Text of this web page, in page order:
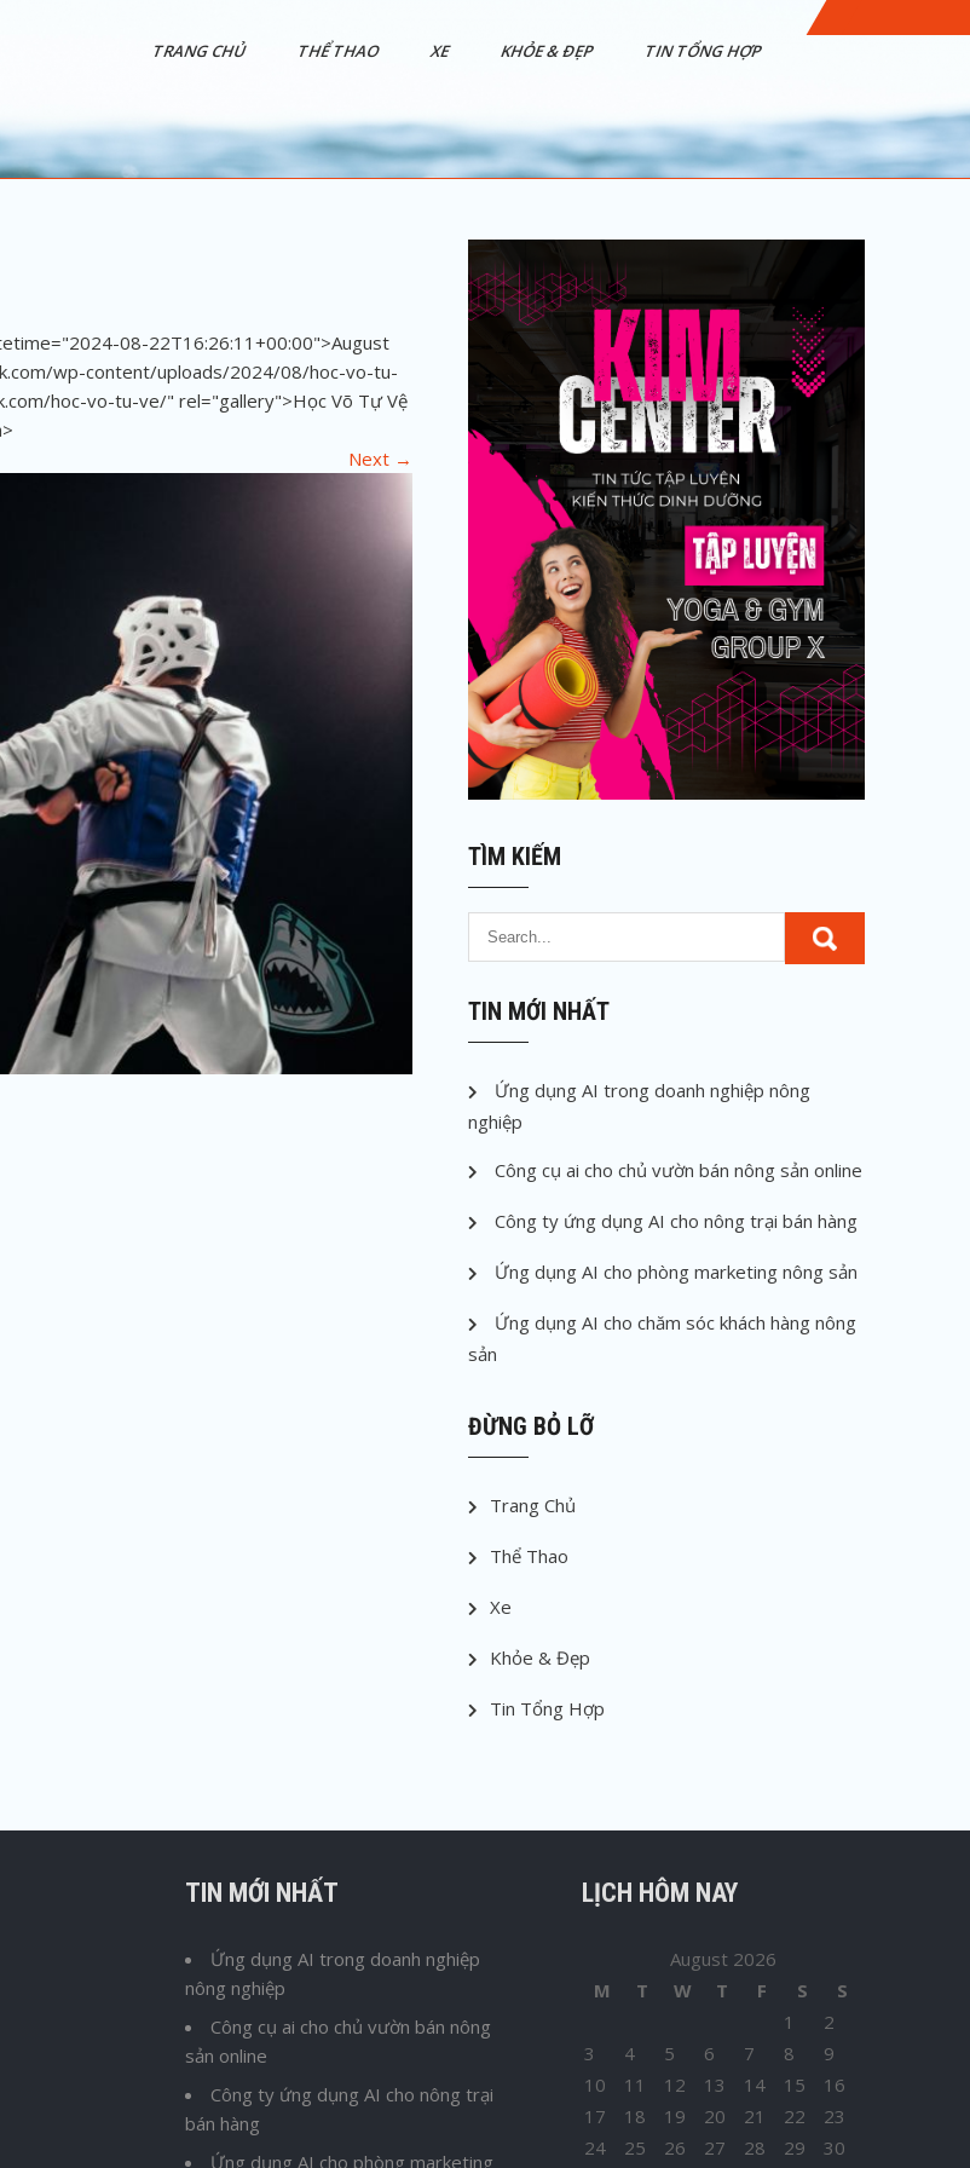
TRANG CHỦ THỂ THAO XE KHỎE & ĐẸP TIN TỔNG HỢP
08-22T16:26:11+00:00">August
wp-content/uploads/2024/08/hoc-vo-tu-
hoc-vo-tu-ve/" rel="gallery">Học Võ Tự Vệ
Next →
TÌM KIẾM
TIN MỚI NHẤT
Ứng dụng AI trong doanh nghiệp nông
nghiệp
Công cụ ai cho chủ vườn bán nông sản online
Công ty ứng dụng AI cho nông trại bán hàng
Ứng dụng AI cho phòng marketing nông sản
Ứng dụng AI cho chăm sóc khách hàng nông
sản
ĐỪNG BỎ LỠ
Trang Chủ
Thể Thao
Xe
Khỏe & Đẹp
Tin Tổng Hợp
TIN MỚI NHẤT
Ứng dụng AI trong doanh nghiệp
nông nghiệp
Công cụ ai cho chủ vườn bán nông
sản online
Công ty ứng dụng AI cho nông trại
bán hàng
Ứng dụng AI cho phòng marketing
LỊCH HÔM NAY
August 2026
M
T W T F S
S
1
2
3
4 5 6 7 8
9
10
11 12 13 14 15
16
17
18 19 20 21 22
23
24
25 26 27 28 29
30